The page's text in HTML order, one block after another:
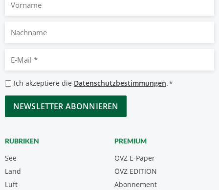
Nachname
Mail
*
Datenschutzbestimmungen
*
Ich akzeptiere die Datenschutzbestimmungen.*
CAPTCHA
RUBRIKEN
See
Land
Luft
PREMIUM
ÖVZ E-Paper
Abonnement
ÖVZ EDITION